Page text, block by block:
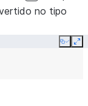
no tipo
Copy